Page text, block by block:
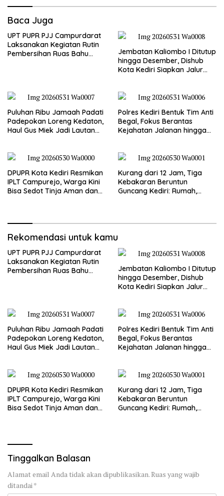
Baca Juga
UPT PUPR PJJ Campurdarat
Laksanakan Kegiatan Rutin
Pembersihan Ruas Bahu
Jembatan Kaliombo I Ditutup
hingga Desember, Dishub
Kota Kediri Siapkan Jalur
Puluhan Ribu Jamaah Padati
Padepokan Loreng Kedaton,
Haul Gus Miek Jadi Lautan
Polres Kediri Bentuk Tim Anti
Begal, Fokus Berantas
Kejahatan Jalanan hingga
DPUPR Kota Kediri Resmikan
IPLT Campurejo, Warga Kini
Bisa Sedot Tinja Aman dan
Kurang dari 12 Jam, Tiga
Kebakaran Beruntun
Guncang Kediri: Rumah,
Rekomendasi untuk kamu
UPT PUPR PJJ Campurdarat
Laksanakan Kegiatan Rutin
Pembersihan Ruas Bahu
Jembatan Kaliombo I Ditutup
hingga Desember, Dishub
Kota Kediri Siapkan Jalur
Puluhan Ribu Jamaah Padati
Padepokan Loreng Kedaton,
Haul Gus Miek Jadi Lautan
Polres Kediri Bentuk Tim Anti
Begal, Fokus Berantas
Kejahatan Jalanan hingga
DPUPR Kota Kediri Resmikan
IPLT Campurejo, Warga Kini
Bisa Sedot Tinja Aman dan
Kurang dari 12 Jam, Tiga
Kebakaran Beruntun
Guncang Kediri: Rumah,
Tinggalkan Balasan
Alamat email Anda tidak akan dipublikasikan.Ruas yang wajib
ditandai *